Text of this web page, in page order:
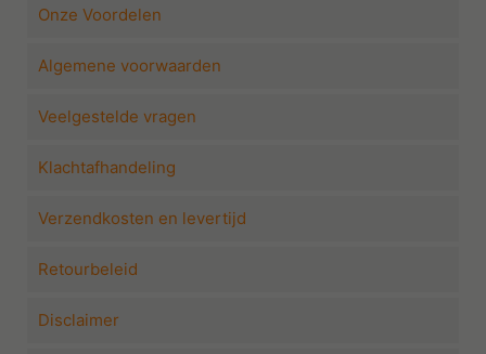
Onze Voordelen
Algemene voorwaarden
Veelgestelde vragen
Klachtafhandeling
Verzendkosten en levertijd
Retourbeleid
Disclaimer